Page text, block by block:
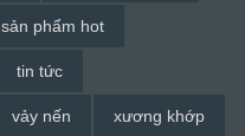
sản phẩm hot
tin tức
vảy nến xương khớp